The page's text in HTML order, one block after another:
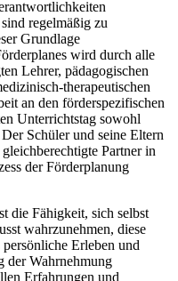
regelmäßig zu
Grundlage
wird durch alle
Lehrer, pädagogischen
therapeutischen
an den förderspezifischen
Unterrichtstag sowohl
Schüler und seine Eltern
Partner in
der Förderplanung
die Fähigkeit, sich selbst
wahrzunehmen, diese
Erleben und
der Wahrnehmung
Erfahrungen und